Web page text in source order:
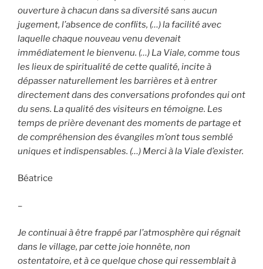
ouverture à chacun dans sa diversité sans aucun
jugement, l’absence de conflits, (…) la facilité avec
laquelle chaque nouveau venu devenait
immédiatement le bienvenu. (…) La Viale, comme tous
les lieux de spiritualité de cette qualité, incite à
dépasser naturellement les barrières et à entrer
directement dans des conversations profondes qui ont
du sens. La qualité des visiteurs en témoigne. Les
temps de prière devenant des moments de partage et
de compréhension des évangiles m’ont tous semblé
uniques et indispensables. (…) Merci à la Viale d’exister.
Béatrice
–
Je continuai à être frappé par l’atmosphère qui régnait
dans le village, par cette joie honnête, non
ostentatoire, et à ce quelque chose qui ressemblait à